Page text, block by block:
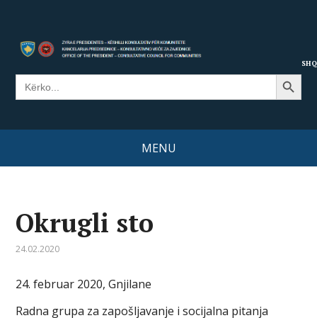
Search
for:
Search Button
MENU
Okrugli sto
24.02.2020
24. februar 2020, Gnjilane
Radna grupa za zapošljavanje i socijalna pitanja